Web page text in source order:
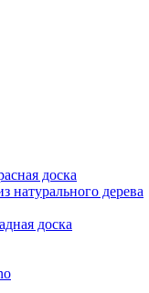
доска
натурального дерева
доска